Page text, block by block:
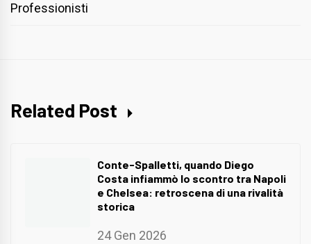
Professionisti
Related Post
Conte-Spalletti, quando Diego
Costa infiammò lo scontro tra Napoli
e Chelsea: retroscena di una rivalità
storica
24 Gen 2026